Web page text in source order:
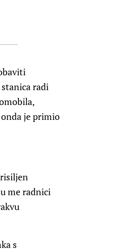
radi
je primio
me radnici
s